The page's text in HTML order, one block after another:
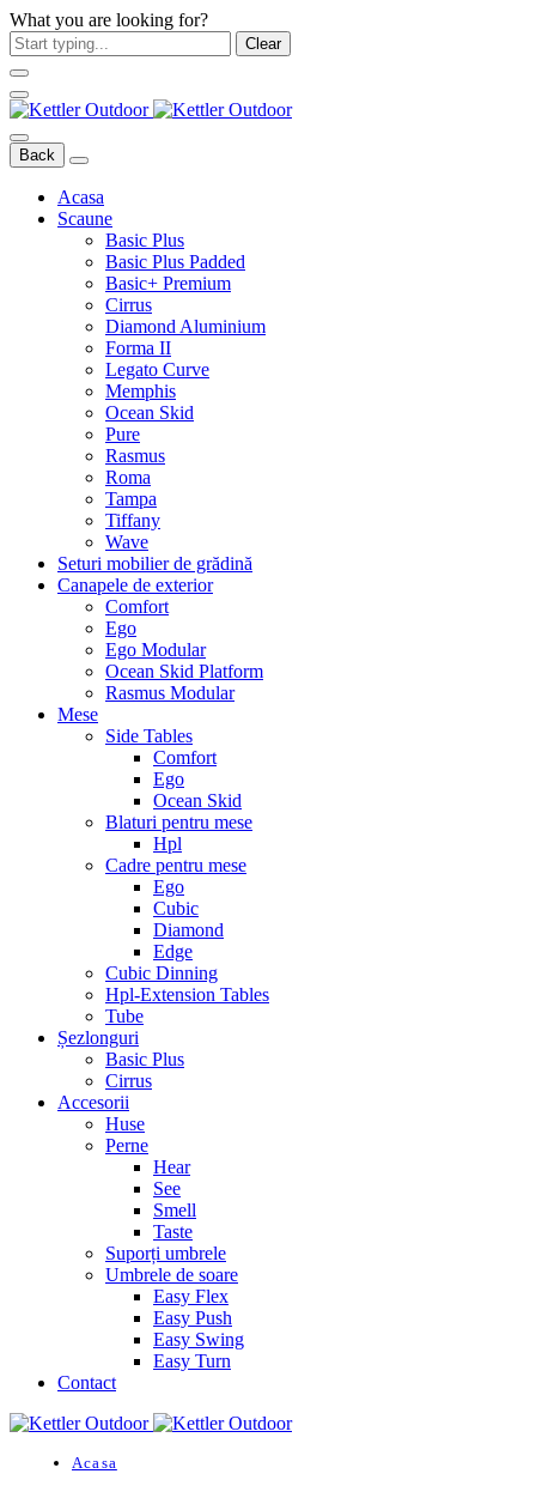
What you are looking for?
Clear
Back
Acasa
Scaune
Basic Plus
Basic Plus Padded
Basic+ Premium
Cirrus
Diamond Aluminium
Forma II
Legato Curve
Memphis
Ocean Skid
Pure
Rasmus
Roma
Tampa
Tiffany
Wave
Seturi mobilier de grădină
Canapele de exterior
Comfort
Ego
Ego Modular
Ocean Skid Platform
Rasmus Modular
Mese
Side Tables
Comfort
Ego
Ocean Skid
Blaturi pentru mese
Hpl
Cadre pentru mese
Ego
Cubic
Diamond
Edge
Cubic Dinning
Hpl-Extension Tables
Tube
Șezlonguri
Basic Plus
Cirrus
Accesorii
Huse
Perne
Hear
See
Smell
Taste
Suporți umbrele
Umbrele de soare
Easy Flex
Easy Push
Easy Swing
Easy Turn
Contact
Acasa